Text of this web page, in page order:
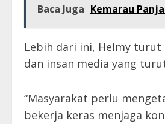
Baca Juga Kemarau
Lebih dari ini, Helmy turut
dan insan media yang
“Masyarakat perlu
bekerja keras menjaga